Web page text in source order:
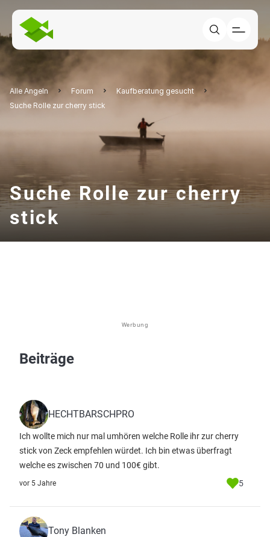
Alle Angeln Forum
Kaufberatung gesucht
Suche Rolle zur cherry stick
Suche Rolle zur cherry
stick
Werbung
Beiträge
HECHTBARSCHPRO
Ich wollte mich nur mal umhören welche Rolle ihr zur cherry
stick von Zeck empfehlen würdet. Ich bin etwas überfragt
welche es zwischen 70 und 100€ gibt.
vor 5 Jahre 5
Tony Blanken